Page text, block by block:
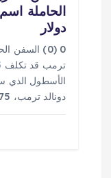
دولار
0 (0) السفن
دونالد ترمب، 275 مليار…